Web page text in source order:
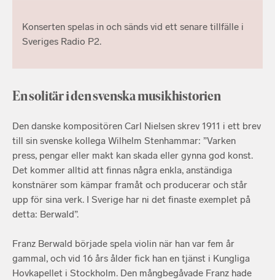
Konserten spelas in och sänds vid ett senare tillfälle i
Sveriges Radio P2.
En solitär i den svenska musikhistorien
Den danske kompositören Carl Nielsen skrev 1911 i ett brev
till sin svenske kollega Wilhelm Stenhammar: ”Varken
press, pengar eller makt kan skada eller gynna god konst.
Det kommer alltid att finnas några enkla, anständiga
konstnärer som kämpar framåt och producerar och står
upp för sina verk. I Sverige har ni det finaste exemplet på
detta: Berwald”.
Franz Berwald började spela violin när han var fem år
gammal, och vid 16 års ålder fick han en tjänst i Kungliga
Hovkapellet i Stockholm. Den mångbegåvade Franz hade